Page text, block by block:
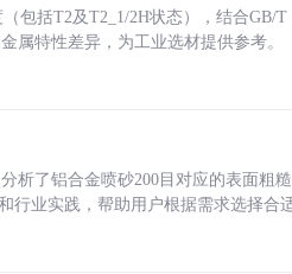
包括T2及T2_1/2H状态），结合GB/
属特性差异，为工业选材提供参考。
析了铝合金喷砂200目对应的表面粗
行业实践，帮助用户根据需求选择合